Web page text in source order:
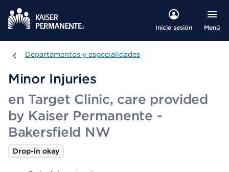
Inicie sesión Menú
Departamentos y especialidades
Departamentos y especialidades
Minor Injuries
en Target Clinic, care provided
by Kaiser Permanente -
Bakersfield NW
Drop-in okay